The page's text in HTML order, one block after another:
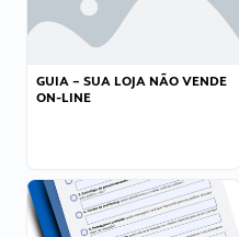
GUIA – SUA LOJA NÃO VENDE
ON-LINE